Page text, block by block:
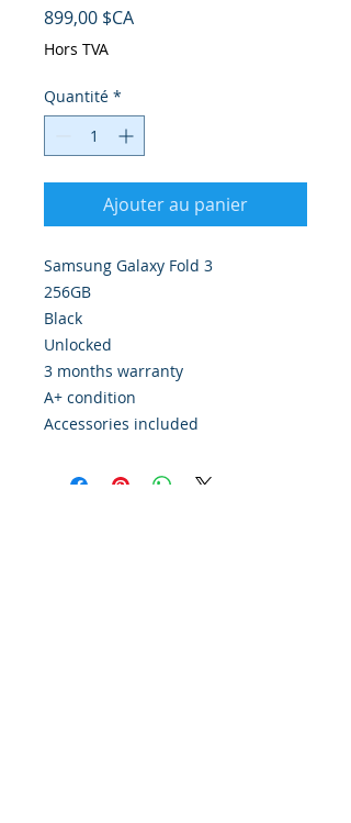
899,00 $CAPrix
Hors TVA
Quantité *
Ajouter au panier
Samsung Galaxy Fold 3
256GB
Black
Unlocked
3 months warranty
A+ condition
Accessories included